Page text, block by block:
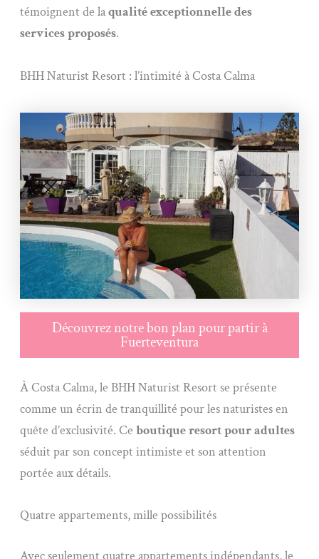
témoignent de laqualité exceptionnelle des
services proposés.
BHH Naturist Resort : l’intimité à Costa Calma
Découvrez notre bon plan pour partir à
Fuerteventura
À Costa Calma, le BHH Naturist Resort se présente
comme un écrin de tranquillité pour les naturistes en
quête d’exclusivité. Ceboutique resort pour adultes
séduit par son concept intimiste et son attention
portée aux détails.
Quatre appartements, mille possibilités